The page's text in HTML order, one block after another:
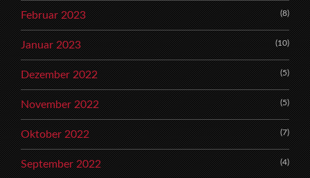
Februar 2023 (8)
Januar 2023 (10)
Dezember 2022 (5)
November 2022 (5)
Oktober 2022 (7)
September 2022 (4)